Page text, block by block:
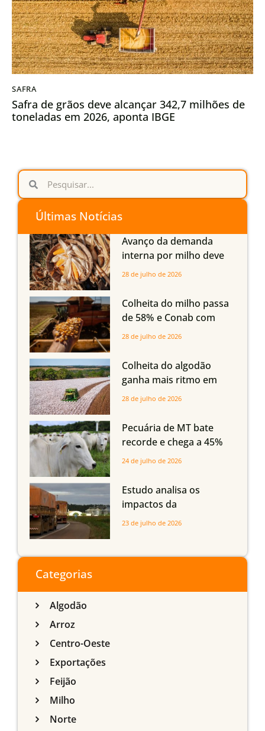
SAFRA
Safra de grãos deve alcançar 342,7 milhões de
toneladas em 2026, aponta IBGE
Últimas Notícias
Avanço da demanda
interna por milho deve
compensar aumento da
em Mato Grosso, aponta
Imea
28 de julho de 2026
Colheita do milho passa
de 58% e Conab com
boas produtividades em
quedas em Tocantins,
Maranhão e Piauí
28 de julho de 2026
Colheita do algodão
ganha mais ritmo em
Mato Grosso, Mato
Maranhão
28 de julho de 2026
Pecuária de MT bate
recorde e chega a 45%
dos bovinos abatidos
24 de julho de 2026
Estudo analisa os
impactos da
infraestrutura logística
do Sul
23 de julho de 2026
Categorias
Algodão
Arroz
Centro-Oeste
Exportações
Feijão
Milho
Norte